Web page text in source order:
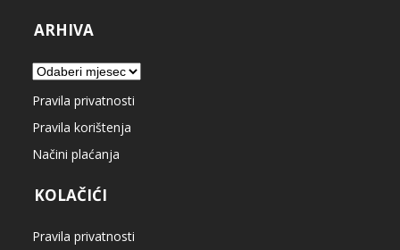
ARHIVA
Arhiva
Pravila privatnosti
Pravila korištenja
Načini plaćanja
KOLAČIĆI
Pravila privatnosti